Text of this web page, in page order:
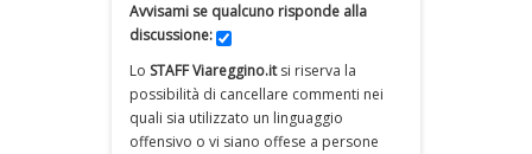
Avvisami se qualcuno risponde alla
discussione:
Lo STAFF Viareggino.itsi riserva la
possibilità di cancellare commenti nei
quali sia utilizzato un linguaggio
offensivo o vi siano offese a persone